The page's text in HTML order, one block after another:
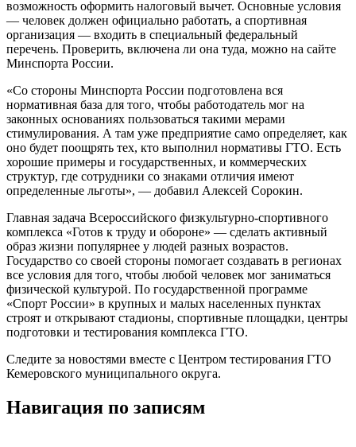
возможность оформить налоговый вычет. Основные условия
— человек должен официально работать, а спортивная
организация — входить в специальный федеральный
перечень. Проверить, включена ли она туда, можно на сайте
Минспорта России.
«Со стороны Минспорта России подготовлена вся
нормативная база для того, чтобы работодатель мог на
законных основаниях пользоваться такими мерами
стимулирования. А там уже предприятие само определяет, как
оно будет поощрять тех, кто выполнил нормативы ГТО. Есть
хорошие примеры и государственных, и коммерческих
структур, где сотрудники со знаками отличия имеют
определенные льготы», — добавил Алексей Сорокин.
Главная задача Всероссийского физкультурно-спортивного
комплекса «Готов к труду и обороне» — сделать активный
образ жизни популярнее у людей разных возрастов.
Государство со своей стороны помогает создавать в регионах
все условия для того, чтобы любой человек мог заниматься
физической культурой. По государственной программе
«Спорт России» в крупных и малых населенных пунктах
строят и открывают стадионы, спортивные площадки, центры
подготовки и тестирования комплекса ГТО.
Следите за новостями вместе с Центром тестирования ГТО
Кемеровского муниципального округа.
Навигация по записям